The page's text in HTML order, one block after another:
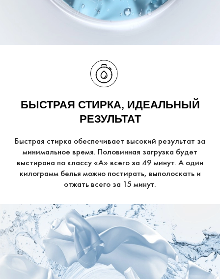
БЫСТРАЯ СТИРКА, ИДЕАЛЬНЫЙ
РЕЗУЛЬТАТ
Быстрая стирка обеспечивает высокий результат за
минимальное время. Половинная загрузка будет
выстирана по классу «А» всего за 49 минут. А один
килограмм белья можно постирать, выполоскать и
отжать всего за 15 минут.